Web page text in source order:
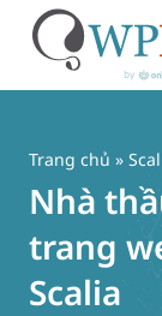
Trang chủ »
Nhà
trang
Scalia